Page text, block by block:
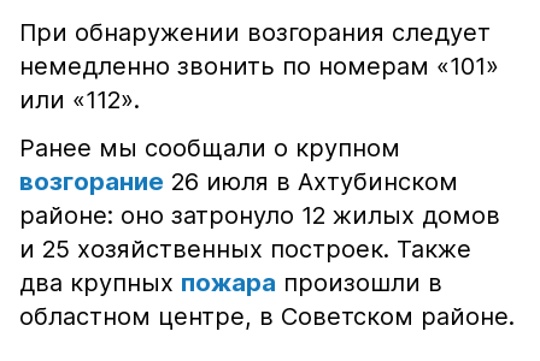
При обнаружении возгорания следует
немедленно звонить по номерам «101»
или «112».
Ранее мы сообщали о крупном
возгорание 26 июля в Ахтубинском
районе: оно затронуло 12 жилых домов
и 25 хозяйственных построек. Также
два крупных пожара произошли в
областном центре, в Советском районе.